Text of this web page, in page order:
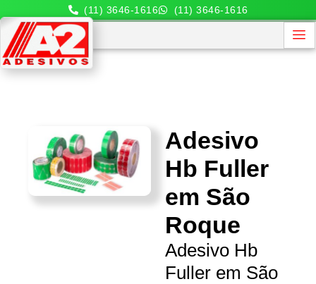
(11) 3646-1616 (11) 3646-1616
Adesivo
Hb Fuller
em São
Roque
Adesivo Hb
Fuller em São